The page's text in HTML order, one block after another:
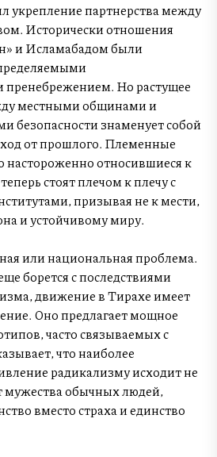
укрепление партнерства между
Исторически отношения
и Исламабадом были
пренебрежением. Но растущее
местными общинами и
безопасности знаменует собой
от прошлого. Племенные
настороженно относившиеся к
стоят плечом к плечу с
призывая не к мести,
и устойчивому миру.
или национальная проблема.
борется с последствиями
движение в Тирахе имеет
Оно предлагает мощное
часто связываемых с
что наиболее
радикализму исходит не
мужества обычных людей,
вместо страха и единство